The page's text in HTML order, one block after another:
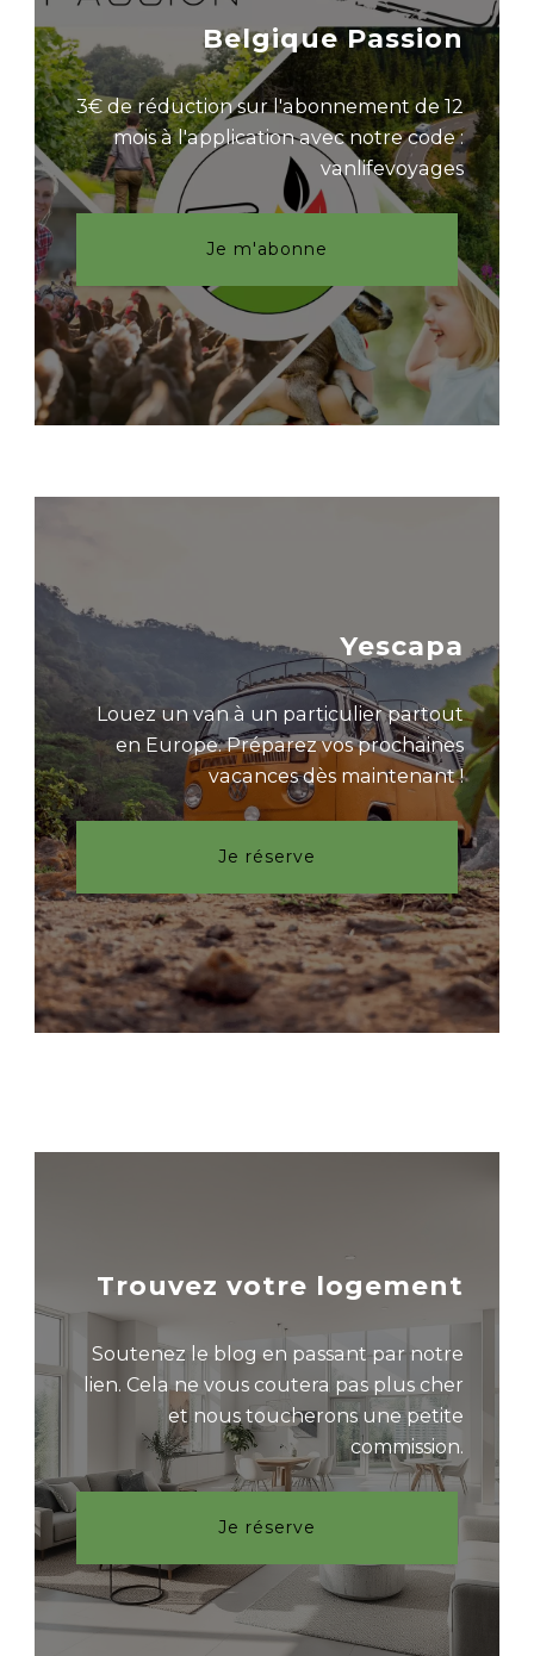
Belgique Passion
3€ de réduction sur l'abonnement de 12
mois à l'application avec notre code :
vanlifevoyages
Je m'abonne
Yescapa
Louez un van à un particulier partout
en Europe. Préparez vos prochaines
vacances dès maintenant !
Je réserve
Trouvez votre logement
Soutenez le blog en passant par notre
lien. Cela ne vous coutera pas plus cher
et nous toucherons une petite
commission.
Je réserve